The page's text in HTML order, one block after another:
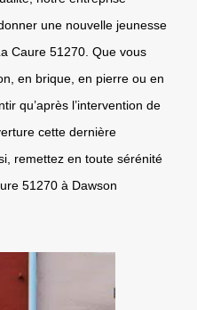
une nouvelle jeunesse
Caure 51270. Que vous
en brique, en pierre ou en
qu’après l’intervention de
cette dernière
remettez en toute sérénité
51270 à Dawson